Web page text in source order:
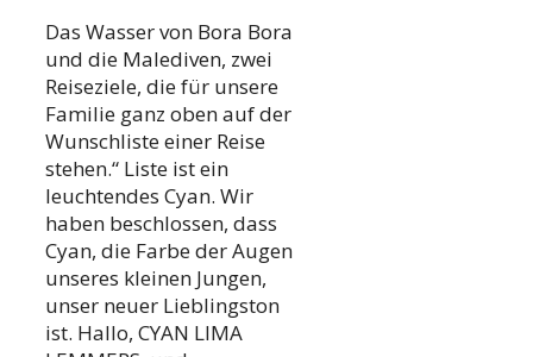
Das Wasser von Bora Bora
und die Malediven, zwei
Reiseziele, die für unsere
Familie ganz oben auf der
Wunschliste einer Reise
stehen.“ Liste ist ein
leuchtendes Cyan. Wir
haben beschlossen, dass
Cyan, die Farbe der Augen
unseres kleinen Jungen,
unser neuer Lieblingston
ist. Hallo, CYAN LIMA